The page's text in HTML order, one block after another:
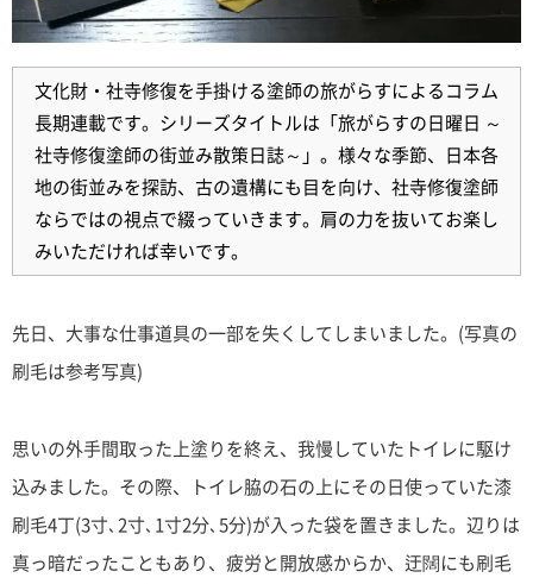
文化財・社寺修復を手掛ける塗師の旅がらすによるコラム
長期連載です。シリーズタイトルは「旅がらすの日曜日 ～
社寺修復塗師の街並み散策日誌～」。様々な季節、日本各
地の街並みを探訪、古の遺構にも目を向け、社寺修復塗師
ならではの視点で綴っていきます。肩の力を抜いてお楽し
みいただければ幸いです。
先日、大事な仕事道具の一部を失くしてしまいました。(写真の
刷毛は参考写真)
思いの外手間取った上塗りを終え、我慢していたトイレに駆け
込みました。その際、トイレ脇の石の上にその日使っていた漆
刷毛4丁(3寸､2寸､1寸2分､5分)が入った袋を置きました。辺りは
真っ暗だったこともあり、疲労と開放感からか、迂闊にも刷毛